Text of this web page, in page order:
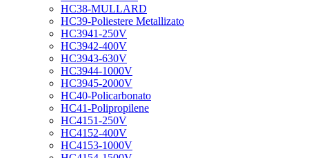
HC38-MULLARD
HC39-Poliestere Metallizato
HC3941-250V
HC3942-400V
HC3943-630V
HC3944-1000V
HC3945-2000V
HC40-Policarbonato
HC41-Polipropilene
HC4151-250V
HC4152-400V
HC4153-1000V